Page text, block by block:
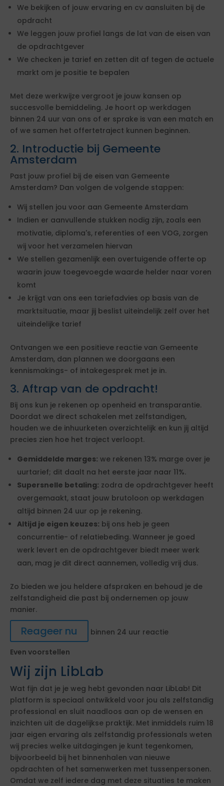
We bekijken of jouw ervaring en cv aansluiten bij de
opdracht
We leggen jouw profiel langs de lat van de eisen van
de opdrachtgever
We checken je tarief en zetten dit af tegen de actuele
markt om je positie te bepalen
Met deze werkwijze vergroot je jouw kansen op
succesvolle bemiddeling. Je hoort op werkdagen
binnen 24 uur van ons of er sprake is van een match en
of we samen het offertetraject kunnen beginnen.
2. Introductie bij Gemeente
Amsterdam
Past jouw profiel bij de eisen van Gemeente
Amsterdam? Dan volgen de volgende stappen:
Wij stellen jou voor aan Gemeente Amsterdam
Indien er aanvullende stukken nodig zijn, zoals een
motivatie, diploma's, referenties of een VOG, zorgen
wij voor het verzamelen hiervan
We stellen gezamenlijk een overtuigende offerte op
waarin jouw toegevoegde waarde helder naar voren
komt
Je krijgt van ons een tariefadvies op basis van de
marktsituatie, maar jij beslist uiteindelijk zelf over het
uiteindelijke tarief
Ontvangen we een positieve reactie van Gemeente
Amsterdam, dan plannen we doorgaans een
kennismakings- of intakegesprek met je in.
3. Aftrap van de opdracht!
Bij ons kun je rekenen op openheid en transparantie.
Doordat we direct schakelen met zelfstandigen,
houden we de inhuurketen overzichtelijk en kun jij altijd
precies zien hoe het traject verloopt.
Gemiddelde marges: we rekenen 13% marge over je
uurtarief; dit daalt na het eerste jaar naar 11%.
Supersnelle betaling: zodra de opdrachtgever heeft
overgemaakt, staat jouw brutoloon op werkdagen
altijd binnen 24 uur op je rekening.
Altijd je eigen keuzes: bij ons heb je geen
concurrentie- of relatiebeding. Wanneer je goed
werk levert en de opdrachtgever biedt meer werk
aan, mag je dit direct aannemen, volledig vrij dus.
Zo bieden we jou heldere afspraken en behoud je de
zelfstandigheid die past bij ondernemen op jouw
manier.
Reageer nu
binnen 24 uur reactie
Even voorstellen
Wij zijn LibLab
Wat fijn dat je je weg hebt gevonden naar LibLab! Dit
platform is speciaal ontwikkeld voor jou als zelfstandig
professional en sluit naadloos aan op de wensen en
inzichten uit de dagelijkse praktijk. Met inmiddels ruim 18
jaar eigen ervaring als zelfstandig professionals weten
wij precies welke uitdagingen je kunt tegenkomen,
bijvoorbeeld bij het binnenhalen van nieuwe
opdrachten of het samenwerken met tussenpersonen.
Omdat we zelf iedere dag met deze situaties te maken